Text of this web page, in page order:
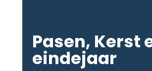
Pasen, Kerst
eindejaar